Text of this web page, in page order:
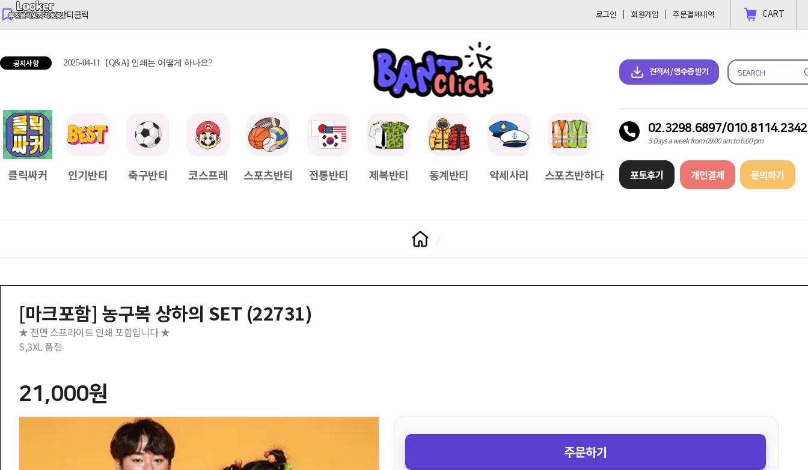
반티는 역시 반티클릭 CART
로그인 회원가입 주문결제내역
견적서 / 영수증 받기
02.3298.6897/010.8114.2342
5 Days a week from 09:00 am to 6:00 pm
포토후기 개인결제 문의하기
공지사항 2025-04-11 [Q&A] 인쇄는 어떻게 하나요? [Q&A] 배송일정이 궁금하면? 2025-04-11 [Q&A] 나눠서 결제 하고싶을땐? 견적서 & 영수증 다운로드
클릭싸커 인기반티 축구반티 코스프레 스포츠반티 전통반티 제복반티 동계반티 악세사리 스포츠반하다
[마크포함] 농구복 상하의 SET (22731)
★ 전면 스프라이트 인쇄 포함입니다 ★
S,3XL 품절
21,000원
주문하기